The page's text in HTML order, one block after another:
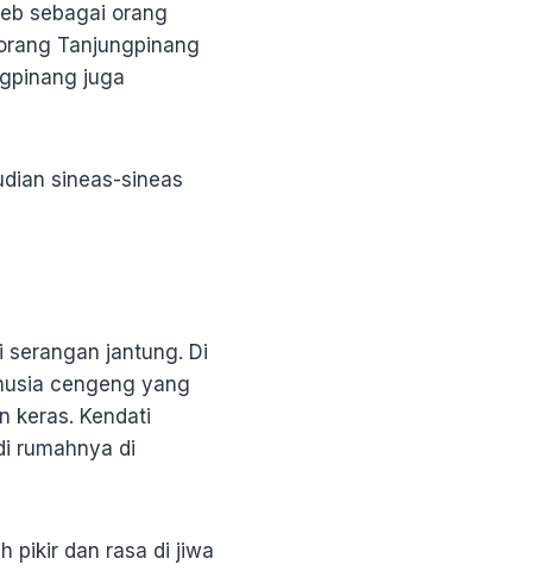
sebagai orang
Tanjungpinang
juga
sineas-sineas
jantung. Di
cengeng yang
keras. Kendati
rumahnya di
pikir dan rasa di jiwa